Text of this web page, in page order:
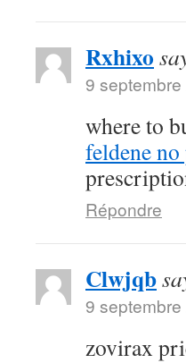
Rxhixo
9
where to
feldene
Répondre
Clwjqb
9
zovirax